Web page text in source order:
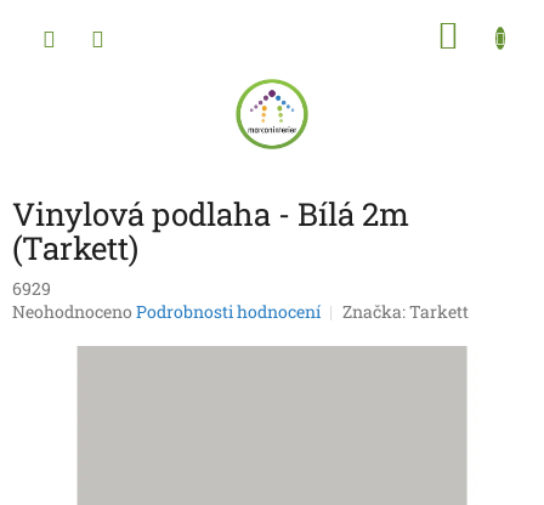
Vinylová podlaha - Bílá 2m
(Tarkett)
6929
Průměrné
Neohodnoceno Podrobnosti hodnocení Značka:Tarkett